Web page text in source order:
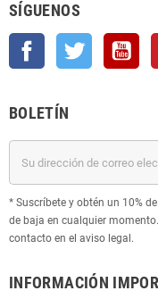
SÍGUENOS
Facebook Twitter
BOLETÍN
* Suscríbete y obtén un 10%
de baja en cualquier
contacto en el aviso legal.
INFORMACIÓN